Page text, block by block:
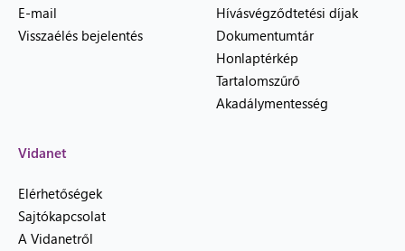
E-mail
Visszaélés bejelentés
Hívásvégződtetési díjak
Dokumentumtár
Honlaptérkép
Tartalomszűrő
Akadálymentesség
Vidanet
Elérhetőségek
Sajtókapcsolat
A Vidanetről